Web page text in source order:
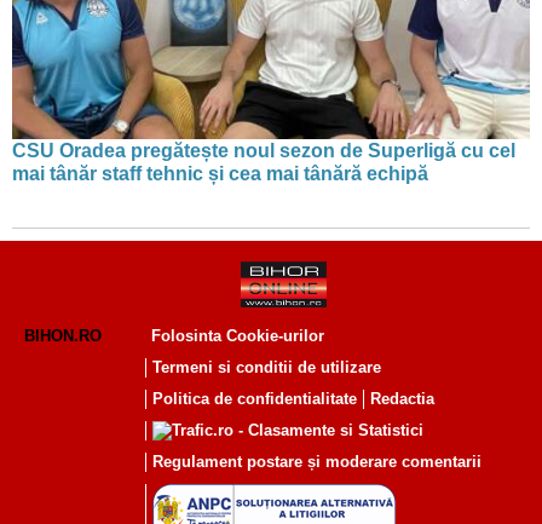
CSU Oradea pregătește noul sezon de Superligă cu cel
mai tânăr staff tehnic și cea mai tânără echipă
BIHON.RO
Folosinta Cookie-urilor
Termeni si conditii de utilizare
Politica de confidentialitate
Redactia
Regulament postare și moderare comentarii